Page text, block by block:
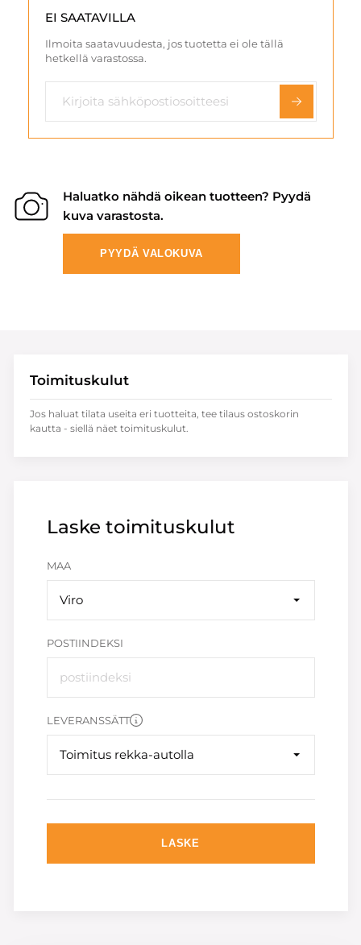
EI SAATAVILLA
Ilmoita saatavuudesta, jos tuotetta ei ole tällä
hetkellä varastossa.
Haluatko nähdä oikean tuotteen? Pyydä
kuva varastosta.
PYYDÄ VALOKUVA
Laske toimituskulut
MAA
Viro
POSTIINDEKSI
LEVERANSSÄTT
Toimitus rekka-autolla
LASKE
Toimituskulut
Jos haluat tilata useita eri tuotteita, tee tilaus ostoskorin
kautta - siellä näet toimituskulut.